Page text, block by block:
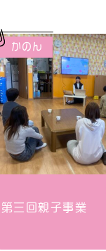
第三回親子事業
かのん